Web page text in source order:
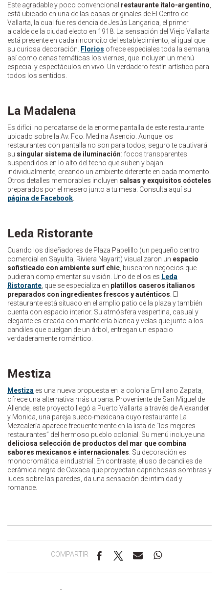
Este agradable y poco convencional restaurante ítalo-argentino
está ubicado en una de las casas originales de El Centro de
Vallarta, la cual fue residencia de Jesús Langarica, el primer
alcalde de la ciudad electo en 1918. La sensación del Viejo Vallarta
está presente en cada rinconcito del establecimiento, al igual que
su curiosa decoración. Florios ofrece especiales toda la semana,
así como cenas temáticas los viernes, que incluyen un menú
especial y espectáculos en vivo. Un verdadero festín artístico para
todos los sentidos.
La Madalena
Es difícil no percatarse de la enorme pantalla de este restaurante
ubicado sobre la Av. Fco. Medina Asencio. Aunque los
restaurantes con pantalla no son para todos, seguro te cautivará
su singular sistema de iluminación: focos transparentes
suspendidos en lo alto del techo que suben y bajan
individualmente, creando un ambiente diferente en cada momento.
Otros detalles memorables incluyen salsas y exquisitos cócteles
preparados por el mesero junto a tu mesa. Consulta aquí su
página de Facebook
Leda Ristorante
Cuando los diseñadores de Plaza Papelillo (un pequeño centro
comercial en Sayulita, Riviera Nayarit) visualizaron un espacio
sofisticado con ambiente surf chic , buscaron negocios que
pudieran complementar su visión. Uno de ellos es Leda
Ristorante , que se especializa en platillos caseros italianos
preparados con ingredientes frescos y auténticos . El
restaurante está situado en el amplio patio de la plaza y también
cuenta con espacio interior. Su atmósfera vespertina, casual y
elegante es creada con mantelería blanca y velas que junto a los
candiles que cuelgan de un árbol, entregan un espacio
verdaderamente romántico.
Mestiza
Mestiza es una nueva propuesta en la colonia Emiliano Zapata,
ofrece una alternativa más urbana. Proveniente de San Miguel de
Allende, este proyecto llegó a Puerto Vallarta a través de Alexander
y Monica, una pareja sueco-mexicana cuyo restaurante La
Mezcalería aparece frecuentemente en la lista de “los mejores
restaurantes” del hermoso pueblo colonial. Su menú incluye una
deliciosa selección de productos del mar que combina
sabores mexicanos e internacionales . Su decoración es
monocromática e industrial. En contraste, el uso de candiles de
cerámica negra de Oaxaca que proyectan caprichosas sombras y
luces sobre las paredes, da una sensación de intimidad y
romance.
COMPARTIR